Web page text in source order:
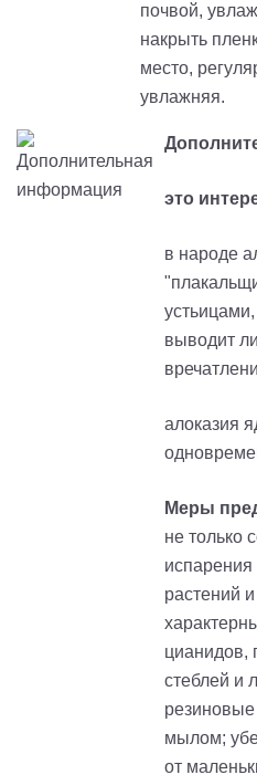
почвой,
накрыть
место,
увлажняя.
это
в народе
выводит
алоказия
Меры
не только
испарения
растений
цианидов,
стеблей и
резиновые
мылом;
от